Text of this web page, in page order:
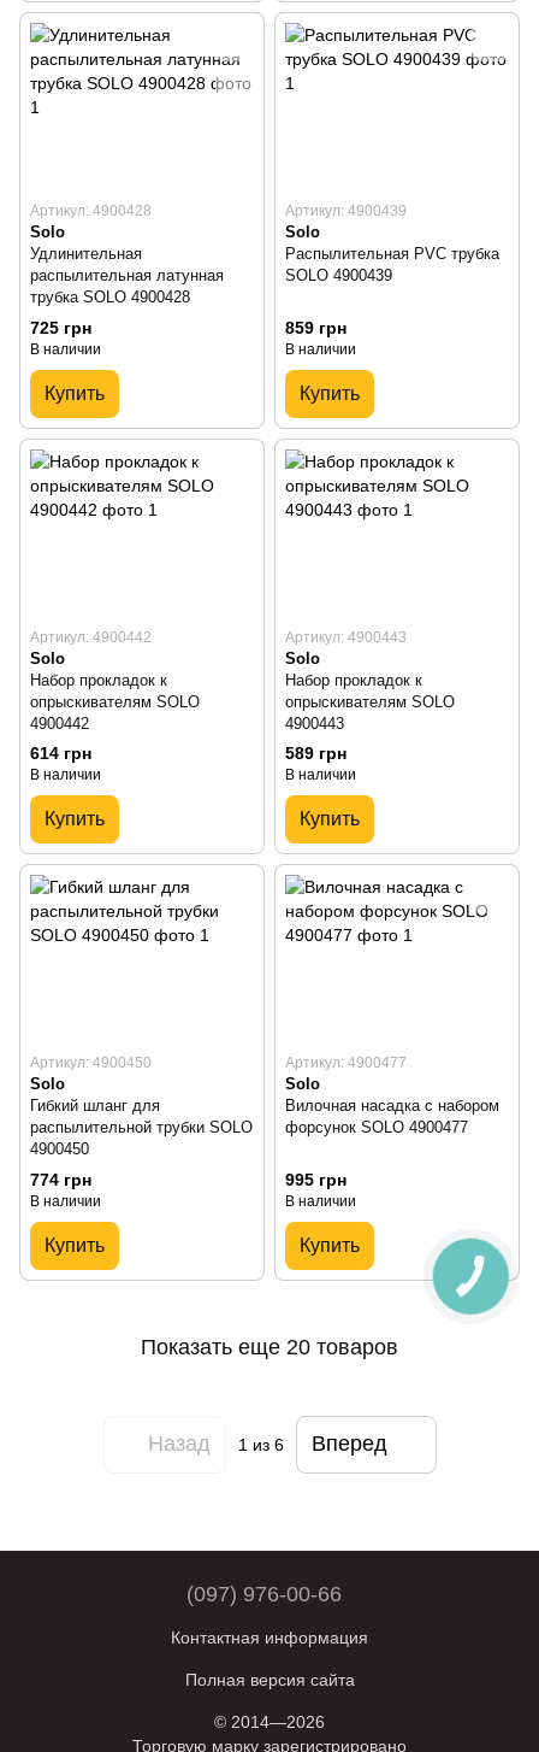
Артикул: 4900428
Solo
Удлинительная
распылительная латунная
трубка SOLO 4900428
725 грн
В наличии
Купить
Артикул: 4900439
Solo
Распылительная PVC трубка
SOLO 4900439
859 грн
В наличии
Купить
Артикул: 4900442
Solo
Набор прокладок к
опрыскивателям SOLO
4900442
614 грн
В наличии
Купить
Артикул: 4900443
Solo
Набор прокладок к
опрыскивателям SOLO
4900443
589 грн
В наличии
Купить
Артикул: 4900450
Solo
Гибкий шланг для
распылительной трубки SOLO
4900450
774 грн
В наличии
Купить
Артикул: 4900477
Solo
Вилочная насадка с набором
форсунок SOLO 4900477
995 грн
В наличии
Купить
Показать еще 20 товаров
Назад 1 из 6 Вперед
(097) 976-00-66
Контактная информация
Полная версия сайта
© 2014—2026
Торговую марку зарегистрировано